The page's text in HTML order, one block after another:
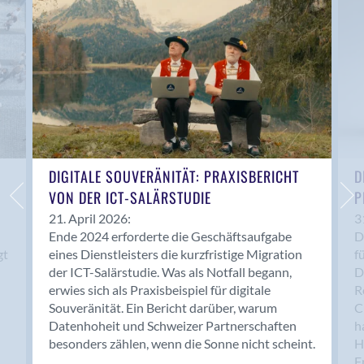
Anwil
Appenzell
Au SG
Baar
Baden
Balsthal
Balzers
Basel
Bassersdorf
Belp
Bendern
Benken (SG)
Bergdietikon
Berlin
Bern
Bern - Liebefeld
DIGITALE SOUVERÄNITÄT: PRAXISBERICHT
VON DER ICT-SALÄRSTUDIE
21. April 2026:
Ende 2024 erforderte die Geschäftsaufgabe
eines Dienstleisters die kurzfristige Migration
der ICT-Salärstudie. Was als Notfall begann,
erwies sich als Praxisbeispiel für digitale
Souveränität. Ein Bericht darüber, warum
Datenhoheit und Schweizer Partnerschaften
besonders zählen, wenn die Sonne nicht scheint.